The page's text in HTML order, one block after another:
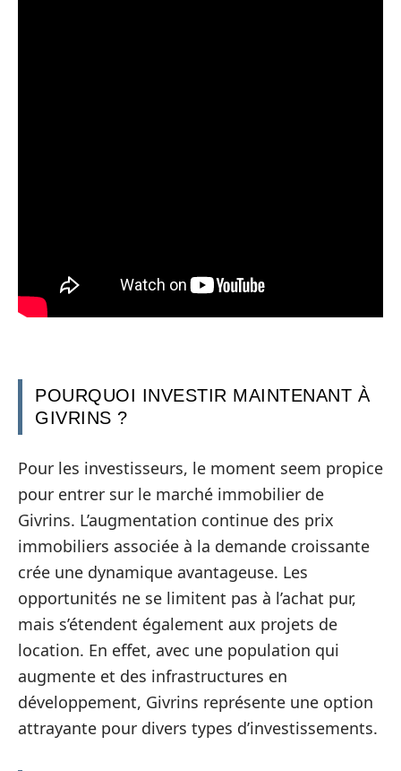
POURQUOI INVESTIR MAINTENANT À
GIVRINS ?
Pour les investisseurs, le moment seem propice
pour entrer sur le marché immobilier de
Givrins. L’augmentation continue des prix
immobiliers associée à la demande croissante
crée une dynamique avantageuse. Les
opportunités ne se limitent pas à l’achat pur,
mais s’étendent également aux projets de
location. En effet, avec une population qui
augmente et des infrastructures en
développement, Givrins représente une option
attrayante pour divers types d’investissements.